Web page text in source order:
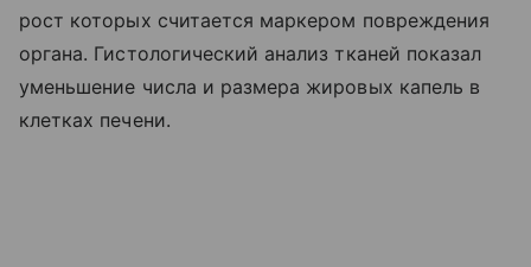
рост которых считается маркером повреждения
органа. Гистологический анализ тканей показал
уменьшение числа и размера жировых капель в
клетках печени.